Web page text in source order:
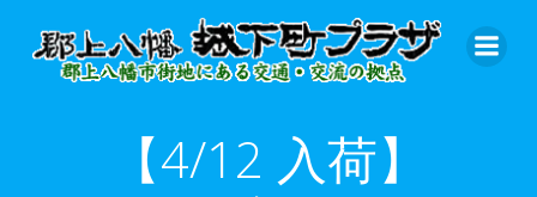
ン
テ
ス
【4/12 入荷】